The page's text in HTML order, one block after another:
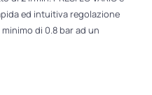
ed intuitiva regolazione
di 0.8 bar ad un